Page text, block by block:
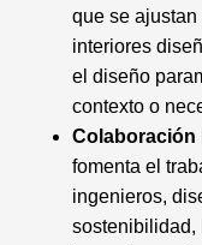
que se
interiores
el diseño
contexto o
Colaboración
fomenta el
ingenieros,
sostenibilidad,